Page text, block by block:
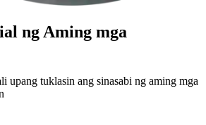
ng Aming mga
upang tuklasin ang sinasabi ng aming mga